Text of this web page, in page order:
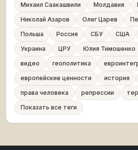
Михаил Саакашвили
Молдавия
Николай Азаров
Олег Царев
Польша
Россия СБУ США
Украина
ЦРУ Юлия Тимошенко
видео
геополитика
европейские ценности
история
права человека
репрессии
Показать все теги